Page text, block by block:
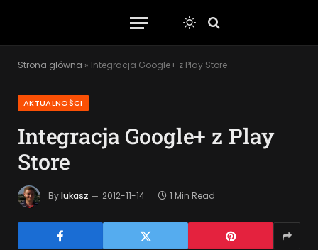
Strona główna » Integracja Google+ z Play Store
AKTUALNOŚCI
Integracja Google+ z Play
Store
Bylukasz 2012-11-14 1 Min Read